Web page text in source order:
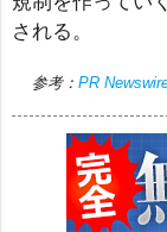
される。
参考： PR